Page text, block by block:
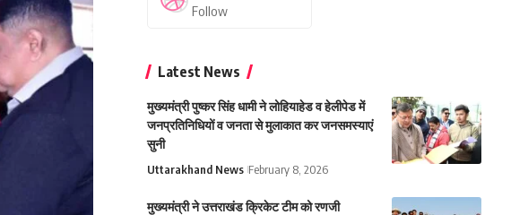
Follow
Latest News
मुख्यमंत्री पुष्कर सिंह धामी ने लोहियाहेड व हेलीपेड में
जनप्रतिनिधियों व जनता से मुलाकात कर जनसमस्याएं
सुनी
Uttarakhand News February 8, 2026
मुख्यमंत्री ने उत्तराखंड क्रिकेट टीम को रणजी